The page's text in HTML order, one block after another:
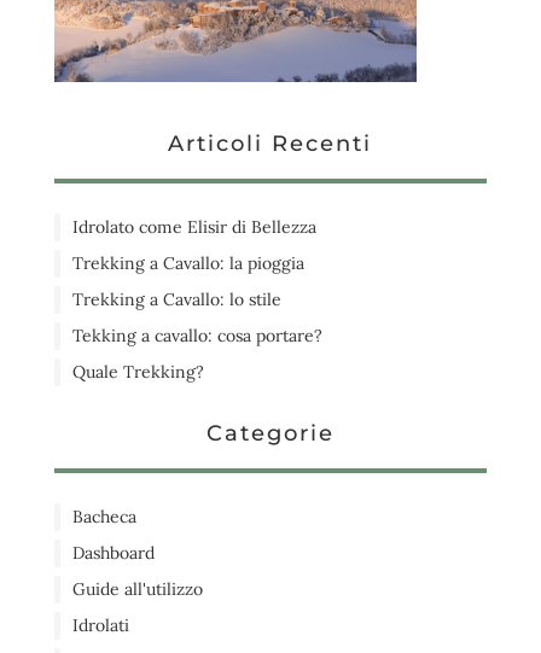
Articoli Recenti
Idrolato come Elisir di Bellezza
Trekking a Cavallo: la pioggia
Trekking a Cavallo: lo stile
Tekking a cavallo: cosa portare?
Quale Trekking?
Categorie
Bacheca
Dashboard
Guide all'utilizzo
Idrolati